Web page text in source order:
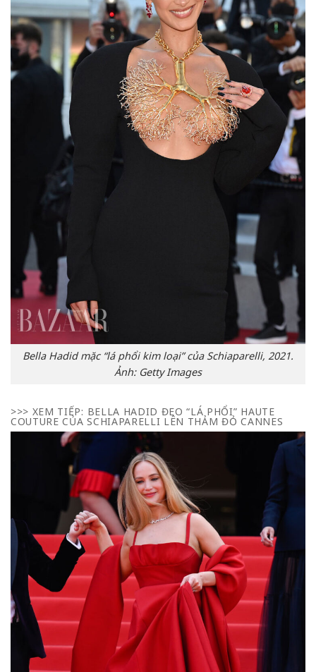
Bella Hadid mặc “lá phổi kim loại” của Schiaparelli, 2021.
Ảnh: Getty Images
>>> XEM TIẾP: BELLA HADID ĐEO “LÁ PHỔI” HAUTE
COUTURE CỦA SCHIAPARELLI LÊN THẢM ĐỎ CANNES